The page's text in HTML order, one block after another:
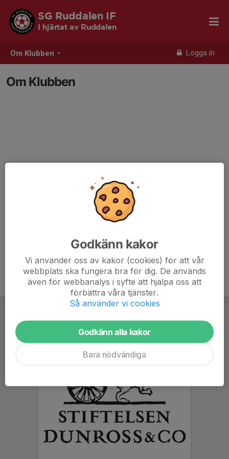
Om Klubben Logga in
SG Ruddalen IF
I hjärtat av Ruddalen
Om Klubben
Godkänn kakor
Vi använder oss av kakor (cookies) för att vår
webbplats ska fungera bra för dig. De används
även för webbanalys i syfte att hjälpa oss att
förbättra våra tjänster.
Så använder vi cookies
Godkänn alla kakor
Bara nödvändiga